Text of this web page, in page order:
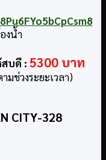
งน้ำ
บดี : 5300 บาท
มช่วงระยะเวลา)
CITY-328